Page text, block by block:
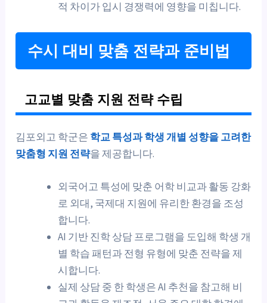
적 차이가 입시 경쟁력에 영향을 미칩니다.
수시 대비 맞춤 전략과 준비법
고교별 맞춤 지원 전략 수립
김포외고 학군은 학교 특성과 학생 개별 성향을 고려한
맞춤형 지원 전략을 제공합니다.
외국어고 특성에 맞춘 어학 비교과 활동 강화
로 외대, 국제대 지원에 유리한 환경을 조성
합니다.
AI 기반 진학 상담 프로그램을 도입해 학생 개
별 학습 패턴과 전형 유형에 맞춘 전략을 제
시합니다.
실제 상담 중 한 학생은 AI 추천을 참고해 비